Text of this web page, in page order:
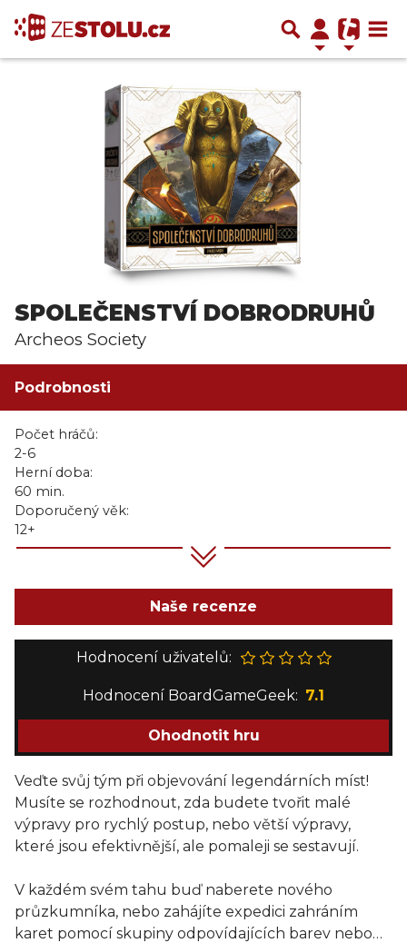
SPOLEČENSTVÍ DOBRODRUHŮ
Archeos Society
Podrobnosti
Počet hráčů:
2-6
Herní doba:
60 min.
Doporučený věk:
12+
Naše recenze
Hodnocení uživatelů:
Hodnocení BoardGameGeek: 7.1
Ohodnotit hru
Veďte svůj tým při objevování legendárních míst!
Musíte se rozhodnout, zda budete tvořit malé
výpravy pro rychlý postup, nebo větší výpravy,
které jsou efektivnější, ale pomaleji se sestavují.
V každém svém tahu buď naberete nového
průzkumníka, nebo zahájíte expedici zahráním
karet pomocí skupiny odpovídajících barev nebo